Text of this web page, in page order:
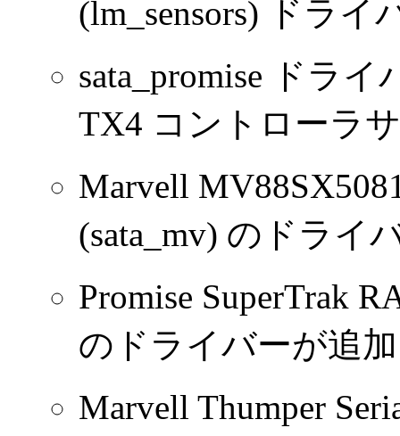
(lm_sensors) ドラ
sata_promise ドライ
TX4 コントローラ
Marvell
(sata_mv) のドライ
Promise SuperTrak
のドライバーが追
Marvell Thumper